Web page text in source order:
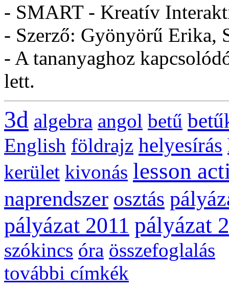
- SMART - Kreatív
- Szerző: Gyönyörű Erika,
- A tananyaghoz
lett.
3d algebra angol betű
English földrajz helyesírás
kerület kivonás lesson
naprendszer osztás
pályázat 2011 pályázat
szókincs óra összefoglalás
további címkék